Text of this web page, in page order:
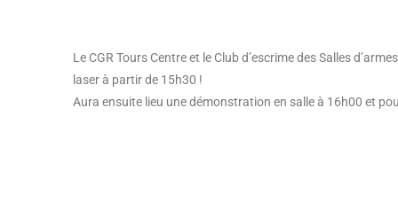
Le CGR Tours Centre et le Club d’escrime des Salles
laser à partir de 15h30 !
Aura ensuite lieu une démonstration en salle à 16h00 et